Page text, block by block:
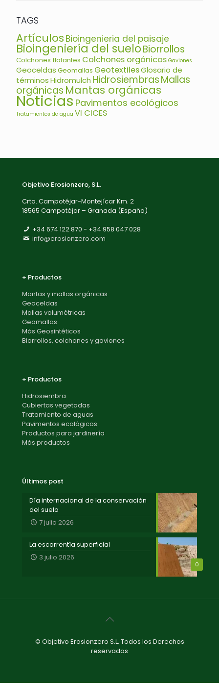
TAGS
Artículos Bioingenieria del paisaje
Bioingeniería del sueloBiorrollos
Colchones flotantes Colchones orgánicos Gaviones
Geoceldas Geomallas GeotextilesGlosario de
términosHidromulch HidrosiembrasMallas
orgánicas Mantas orgánicas
Noticias Pavimentos ecológicos
Tratamientos de agua VI CICES
Objetivo Erosionzero, S.L.
Crta. Campotéjar-Montejícar Km. 2
18565 Campotéjar – Granada (España)
+34 674 122 870 - ‎+34 958 047 028
info@erosionzero.com
+ Productos
Mantas y mallas orgánicas
Geoceldas
Mallas volumétricas
Geomallas
Más Geosintéticos
Biorrollos, colchones y gaviones
+ Productos
Hidrosiembra
Cubiertas vegetadas
Tratamiento de aguas
Pavimentos ecológicos
Productos para jardinería
Más productos
Últimos post
Día internacional de la conservación
del suelo
7 julio 2026
0
La escorrentía superficial
3 julio 2026
© Objetivo Erosionzero S.L. Todos los Derechos
reservados